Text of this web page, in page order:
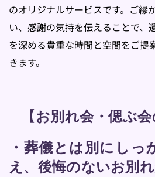
のオリジナルサービスです。ご縁
い、感謝の気持を伝えることで、
を深める貴重な時間と空間をご提
きます。
【お別れ会・偲ぶ
・葬儀とは別にしっ
え、後悔のないお別